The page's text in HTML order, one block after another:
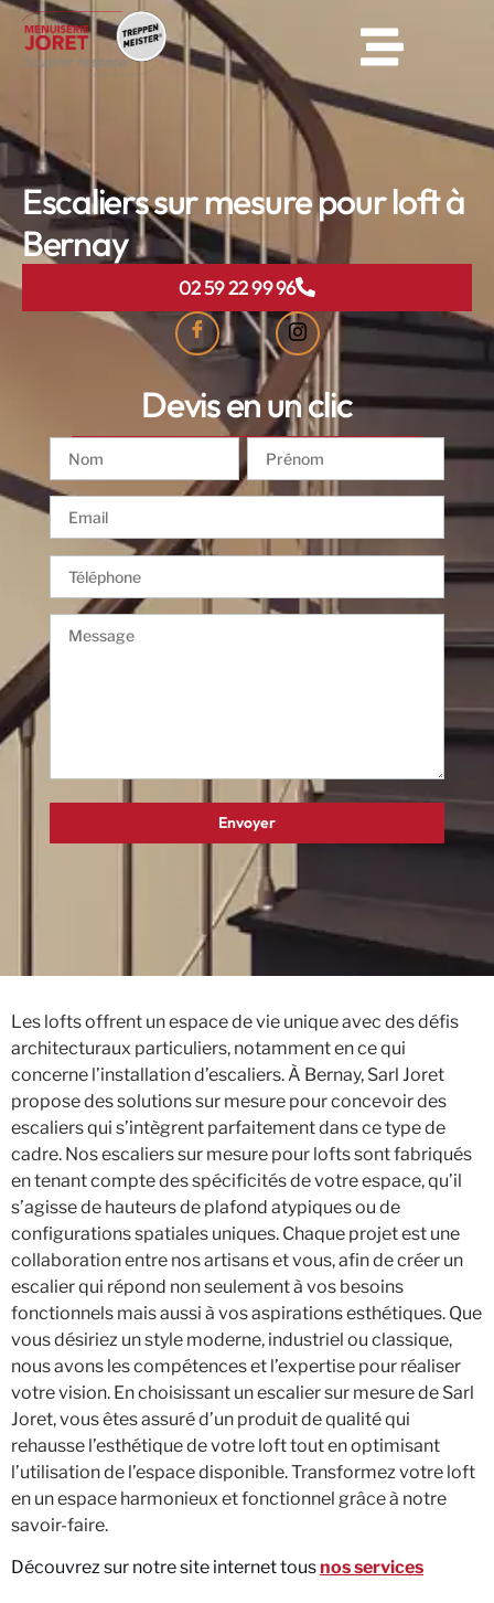
Escaliers sur mesure pour loft à
Bernay
02 59 22 99 96
Devis en un clic
Les lofts offrent un espace de vie unique avec des défis
architecturaux particuliers, notamment en ce qui
concerne l’installation d’escaliers. À Bernay, Sarl Joret
propose des solutions sur mesure pour concevoir des
escaliers qui s’intègrent parfaitement dans ce type de
cadre. Nos escaliers sur mesure pour lofts sont fabriqués
en tenant compte des spécificités de votre espace, qu’il
s’agisse de hauteurs de plafond atypiques ou de
configurations spatiales uniques. Chaque projet est une
collaboration entre nos artisans et vous, afin de créer un
escalier qui répond non seulement à vos besoins
fonctionnels mais aussi à vos aspirations esthétiques. Que
vous désiriez un style moderne, industriel ou classique,
nous avons les compétences et l’expertise pour réaliser
votre vision. En choisissant un escalier sur mesure de Sarl
Joret, vous êtes assuré d’un produit de qualité qui
rehausse l’esthétique de votre loft tout en optimisant
l’utilisation de l’espace disponible. Transformez votre loft
en un espace harmonieux et fonctionnel grâce à notre
savoir-faire.
Découvrez sur notre site internet tousnos services